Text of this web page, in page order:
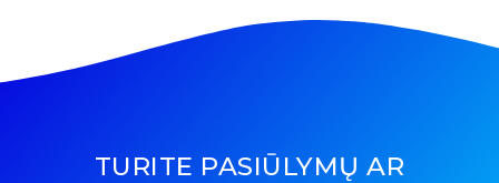
TURITE PASIŪLYMŲ AR